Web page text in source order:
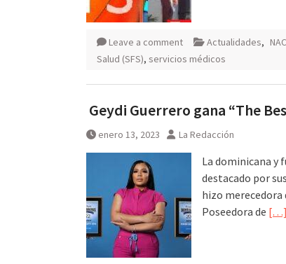
Leave a comment Actualidades,
Salud (SFS), servicios médicos
Geydi Guerrero gana “The
enero 13, 2023 La Redacción
La dominicana y
destacado por
hizo
Poseedora de […]